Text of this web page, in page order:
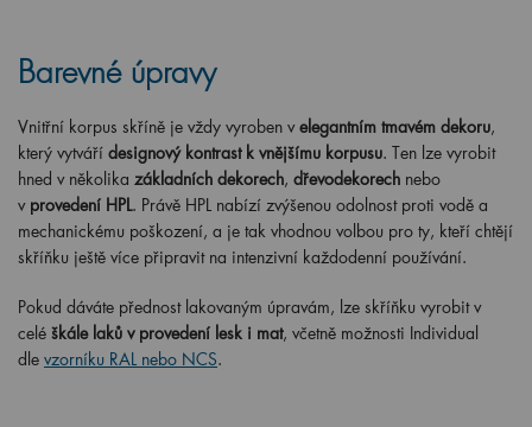
Barevné úpravy
Vnitřní korpus skříně je vždy vyroben velegantním tmavém dekoru,
který vytváří designový kontrast k vnějšímu korpusu. Ten lze vyrobit
hned v několika základních dekorech, dřevodekorech nebo
v provedení HPL. Právě HPL nabízí zvýšenou odolnost proti vodě a
mechanickému poškození, a je tak vhodnou volbou pro ty, kteří chtějí
skříňku ještě více připravit na intenzivní každodenní používání.
Pokud dáváte přednost lakovaným úpravám, lze skříňku vyrobit v
celé škále laků v provedení lesk i mat, včetně možnosti Individual
dle vzorníku RAL nebo NCS.